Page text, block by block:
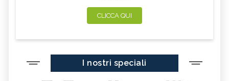
CLICCA QUI
I nostri speciali